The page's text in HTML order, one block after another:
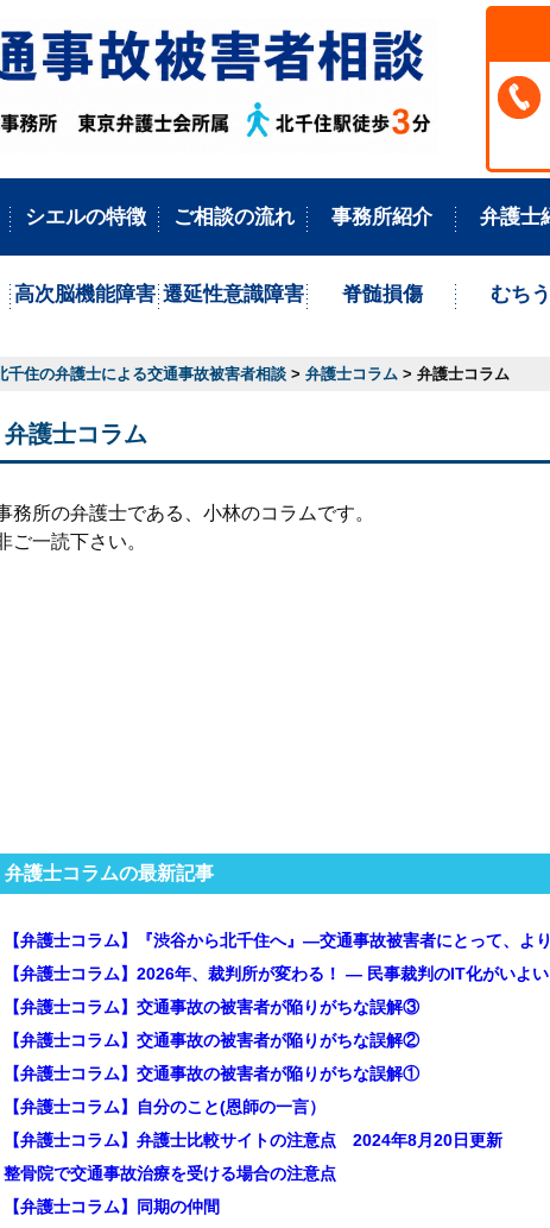
シエルの特徴 ご相談の流れ 事務所紹介 弁護士
高次脳機能障害 遷延性意識障害 脊髄損傷 むち
千住の弁護士による交通事故被害者相談 > 弁護士コラム > 弁護士コラム
弁護士コラム
務所の弁護士である、小林のコラムです。
ご一読下さい。
弁護士コラムの最新記事
【弁護士コラム】『渋谷から北千住へ』―交通事故被害者にとって、よ
【弁護士コラム】2026年、裁判所が変わる！ — 民事裁判のIT化がいよ
【弁護士コラム】交通事故の被害者が陥りがちな誤解③
【弁護士コラム】交通事故の被害者が陥りがちな誤解②
【弁護士コラム】交通事故の被害者が陥りがちな誤解①
【弁護士コラム】自分のこと(恩師の一言）
【弁護士コラム】弁護士比較サイトの注意点 2024年8月20日更新
整骨院で交通事故治療を受ける場合の注意点
【弁護士コラム】同期の仲間